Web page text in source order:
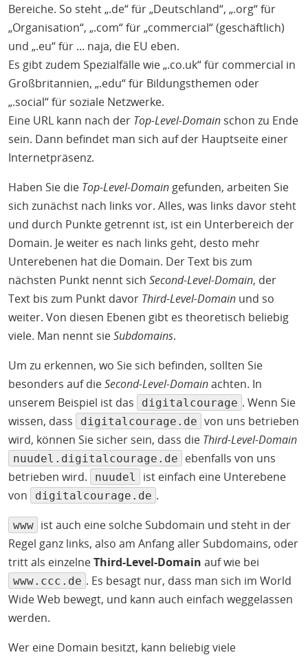
Bereiche. So steht „.de“ für „Deutschland“, „.org“ für
„Organisation“, „.com“ für „commercial“ (geschäftlich)
und „.eu“ für ... naja, die EU eben.
Es gibt zudem Spezialfälle wie „.co.uk“ für commercial in
Großbritannien, „.edu“ für Bildungsthemen oder
„.social“ für soziale Netzwerke.
Eine URL kann nach der Top-Level-Domain schon zu Ende
sein. Dann befindet man sich auf der Hauptseite einer
Internetpräsenz.
Haben Sie die Top-Level-Domain gefunden, arbeiten Sie
sich zunächst nach links vor. Alles, was links davor steht
und durch Punkte getrennt ist, ist ein Unterbereich der
Domain. Je weiter es nach links geht, desto mehr
Unterebenen hat die Domain. Der Text bis zum
nächsten Punkt nennt sich Second-Level-Domain, der
Text bis zum Punkt davor Third-Level-Domain und so
weiter. Von diesen Ebenen gibt es theoretisch beliebig
viele. Man nennt sieSubdomains.
Um zu erkennen, wo Sie sich befinden, sollten Sie
besonders auf dieSecond-Level-Domainachten. In
unserem Beispiel ist das
digitalcourage . Wenn Sie
wissen, dass
digitalcourage.de von uns betrieben
wird, können Sie sicher sein, dass die Third-Level-Domain
nuudel.digitalcourage.de
ebenfalls von uns
betrieben wird.
nuudel
ist einfach eine Unterebene
von
digitalcourage.de .
www
ist auch eine solche Subdomain und steht in der
Regel ganz links, also am Anfang aller Subdomains, oder
tritt als einzelneThird-Level-Domain auf wie bei
www.ccc.de . Es besagt nur, dass man sich im World
Wide Web bewegt, und kann auch einfach weggelassen
werden.
Wer eine Domain besitzt, kann beliebig viele